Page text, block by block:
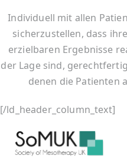
Individuell mit allen
sicherzustellen, dass
erzielbaren Ergebnisse
der Lage sind,
denen die Patienten
[/ld_header_column_text]